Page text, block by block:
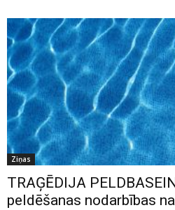
Ziņas
TRAĢĒDIJA
peldēšanas nodarbības